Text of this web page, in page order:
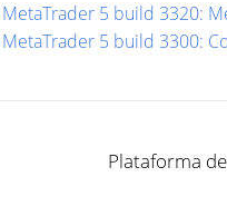
MetaTrader 5 build 3320:
MetaTrader 5 build 3300:
Plataforma